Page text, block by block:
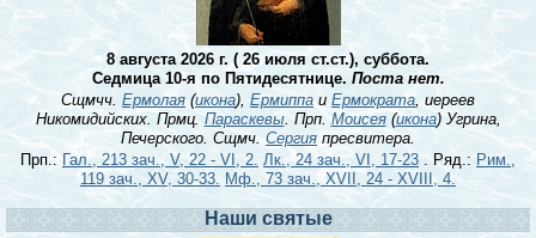
8 августа 2026 г. ( 26 июля ст.ст.), суббота.
Седмица 10-я по Пятидесятнице. Поста нет.
Сщмчч. Ермолая (икона), Ермиппаи Ермократа , иереев
Никомидийских. Прмц.Параскевы. Прп. Моисея(икона) Угрина,
Печерского. Сщмч. Сергия пресвитера.
Прп.: Гал., 213 зач., V, 22 - VI, 2. Лк., 24 зач., VI, 17-23 . Ряд.: Рим.,
119 зач., XV, 30-33. Мф., 73 зач., XVII, 24 - XVIII, 4.
Наши святые